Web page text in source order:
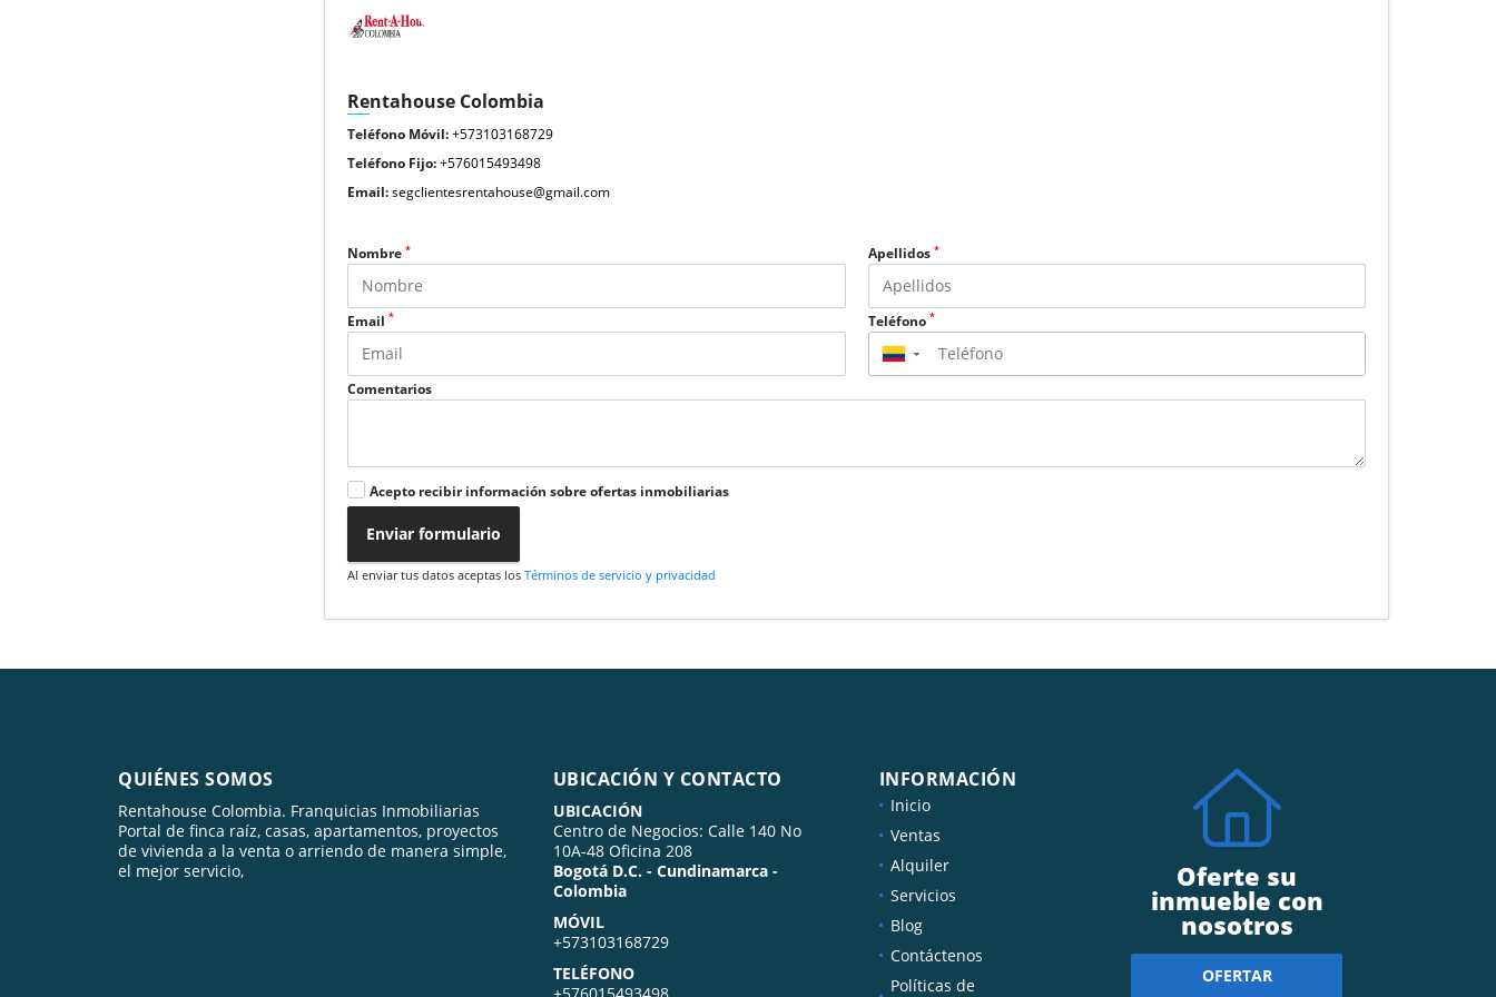
Rentahouse Colombia
Teléfono Móvil:+573103168729
Teléfono Fijo:+576015493498
Email:segclientesrentahouse@gmail.com
Nombre* Apellidos *
Email* Teléfono *
▼
Comentarios
Acepto recibir información sobre ofertas inmobiliarias
Enviar formulario
Al enviar tus datos aceptas losTérminos de servicio y privacidad
QUIÉNES SOMOS
Rentahouse Colombia. Franquicias Inmobiliarias
Portal de finca raíz, casas, apartamentos, proyectos
de vivienda a la venta o arriendo de manera simple,
el mejor servicio,
UBICACIÓN Y CONTACTO
UBICACIÓN
Centro de Negocios: Calle 140 No
10A-48 Oficina 208
Bogotá D.C. - Cundinamarca -
Colombia
MÓVIL
+573103168729
TELÉFONO
INFORMACIÓN
Inicio
Ventas
Alquiler
Servicios
Blog
Contáctenos
Políticas de
Oferte su
inmueble con
nosotros
OFERTAR